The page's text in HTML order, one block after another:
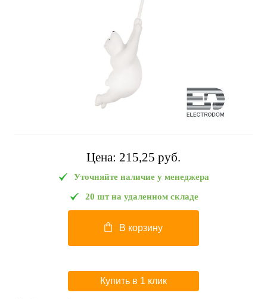
Цена: 215,25 pуб.
Уточняйте наличие у менеджера
20 шт на удаленном складе
В корзину
Купить в 1 клик